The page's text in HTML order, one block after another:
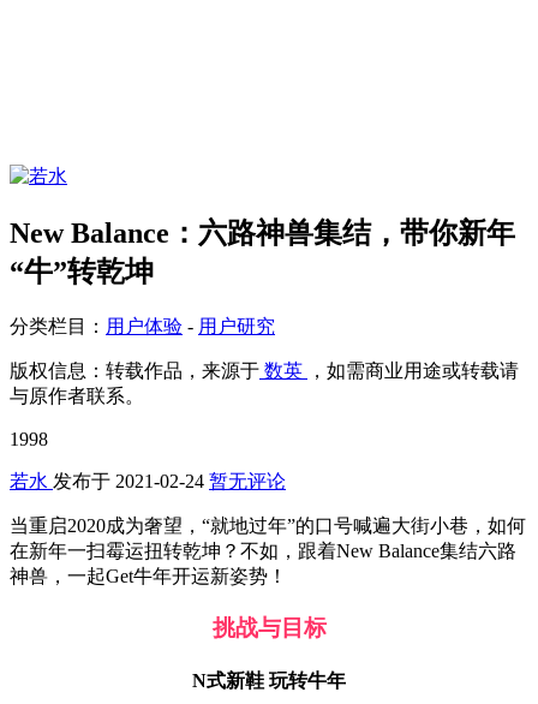
New Balance：六路神兽集结，带你新年
“牛”转乾坤
分类栏目： 用户体验 - 用户研究
版权信息： 转载作品，来源于 数英
，如需商业用途或转载请
与原作者联系。
1998
若水 发布于 2021-02-24 暂无评论
当重启2020成为奢望，“就地过年”的口号喊遍大街小巷，如何
在新年一扫霉运扭转乾坤？不如，跟着New Balance集结六路
神兽，一起Get牛年开运新姿势！
挑战与目标
N式新鞋 玩转牛年